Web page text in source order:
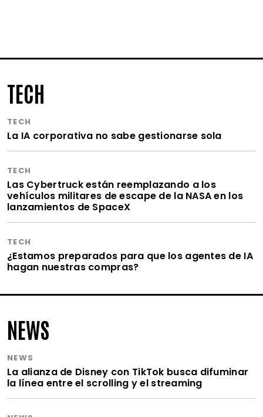
TECH
TECH
La IA corporativa no sabe gestionarse sola
TECH
Las Cybertruck están reemplazando a los
vehículos militares de escape de la NASA en los
lanzamientos de SpaceX
TECH
¿Estamos preparados para que los agentes de IA
hagan nuestras compras?
NEWS
NEWS
La alianza de Disney con TikTok busca difuminar
la línea entre el scrolling y el streaming